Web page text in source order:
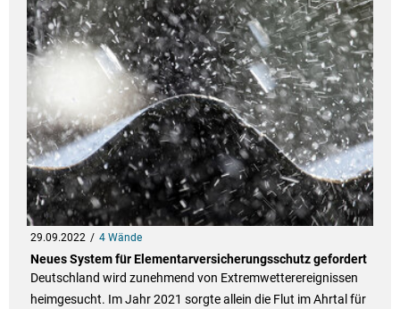
29.09.2022 4 Wände
Neues System für Elementarversicherungsschutz gefordert
Deutschland wird zunehmend von Extremwetterereignissen
heimgesucht. Im Jahr 2021 sorgte allein die Flut im Ahrtal für